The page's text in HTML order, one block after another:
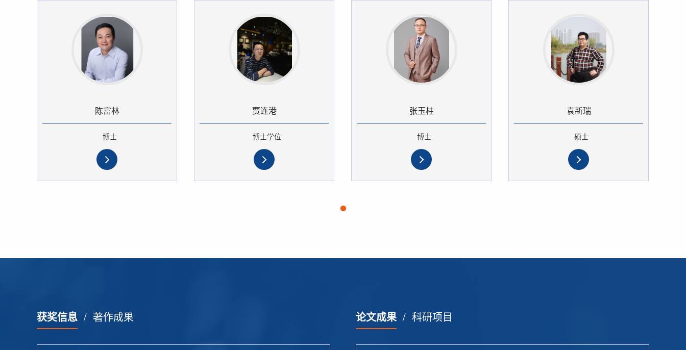
陈富林
博士
贾连港
博士学位
张玉柱
博士
袁新瑞
硕士
获奖信息 / 著作成果 论文成果/ 科研项目